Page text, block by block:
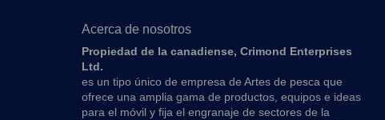
Acerca de nosotros
Propiedad de la canadiense, Crimond Enterprises
Ltd.
es un tipo único de empresa de Artes de pesca que
ofrece una amplia gama de productos, equipos e ideas
para el móvil y fija el engranaje de sectores de la